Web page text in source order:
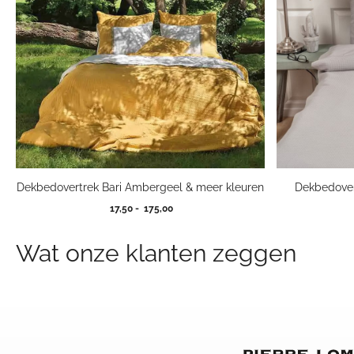
Dekbedovertrek Bari Ambergeel & meer kleuren
17,50 - 175,00Prijsklasse:
175,00
Wat onze klanten zeggen